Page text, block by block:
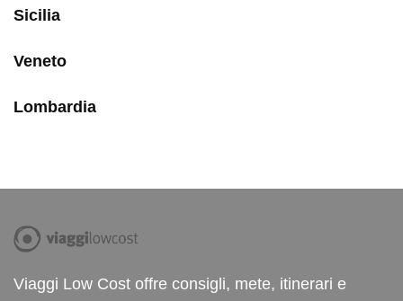
Sicilia
Veneto
Lombardia
Viaggi Low Cost offre consigli, mete, itinerari e